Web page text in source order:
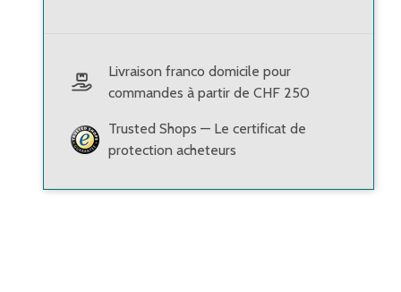
Livraison franco domicile pour
commandes à partir de CHF 250
Trusted Shops — Le certificat de
protection acheteurs